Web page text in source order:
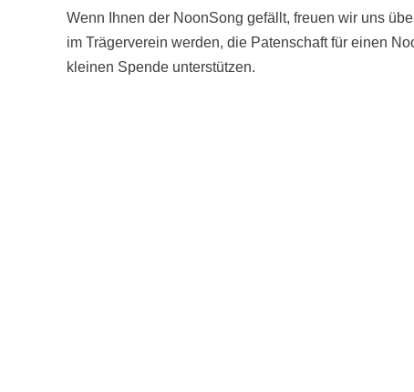
Wenn Ihnen der NoonSong gefällt, freuen wir uns
im Trägerverein werden, die Patenschaft für einen
kleinen Spende unterstützen.